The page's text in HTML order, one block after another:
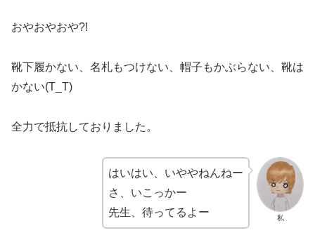
おやおやおや?!
靴下履かない、名札もつけない、帽子もかぶらない、靴は
かない(T_T)
全力で抵抗しておりました。
私
はいはい、いややねんねー
さ、いこっかー
先生、待ってるよー